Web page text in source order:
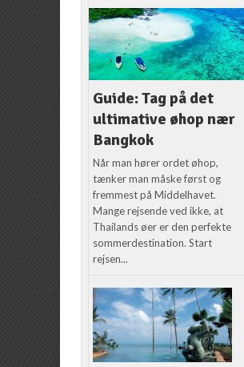
Guide: Tag på det
ultimative øhop nær
Bangkok
Når man hører ordet øhop,
tænker man måske først og
fremmest på Middelhavet.
Mange rejsende ved ikke, at
Thailands øer er den perfekte
sommerdestination. Start
rejsen...